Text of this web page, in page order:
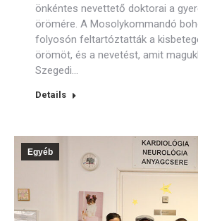
önkéntes nevettető doktorai a
örömére. A Mosolykommandó
folyosón feltartóztatták a
örömöt, és a nevetést, amit
Szegedi…
Details
Egyéb